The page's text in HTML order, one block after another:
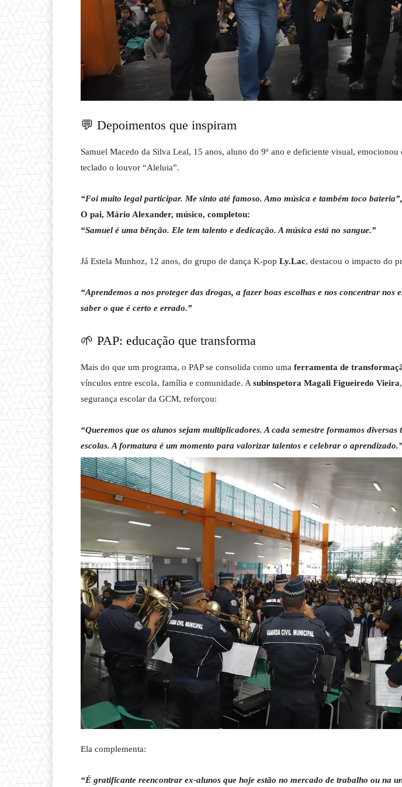
💬 Depoimentos que inspiram
Samuel Macedo da Silva Leal, 15 anos, aluno do 9º ano e deficiente visual,
teclado o louvor “Aleluia”.
“Foi muito legal participar. Me sinto até famoso. Amo música e também toco bateria”,
O pai, Mário Alexander, músico, completou:
“Samuel é uma bênção. Ele tem talento e dedicação. A música está no sangue.”
Já Estela Munhoz, 12 anos, do grupo de dança K-pop Ly.Lac, destacou o impacto do
“Aprendemos a nos proteger das drogas, a fazer boas escolhas e nos concentrar nos
saber o que é certo e errado.”
🌱 PAP: educação que transforma
Mais do que um programa, o PAP se consolida como uma ferramenta de
vínculos entre escola, família e comunidade. Asubinspetora Magali Figueiredo Vieira
segurança escolar da GCM, reforçou:
“Queremos que os alunos sejam multiplicadores. A cada semestre formamos diversas
escolas. A formatura é um momento para valorizar talentos e celebrar o
Ela complementa:
“É gratificante reencontrar ex-alunos que hoje estão no mercado de trabalho ou na